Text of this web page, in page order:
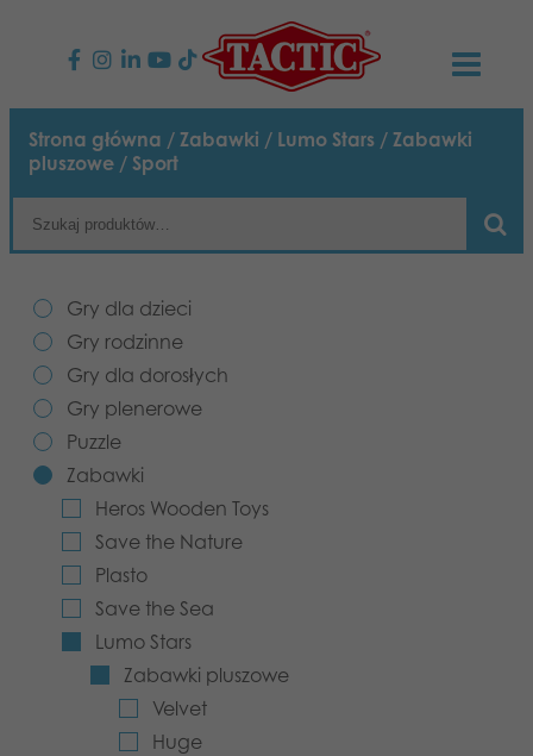
PRODUKTY
Gry rodzinne
Gry dla dorosłych
Gry plenerowe
Puzzle
Zabawki
Aplikacje
AKTUALNOŚCI
TACTIC
Zasady postępowania
Odpowiedzialność
Nasza historia
KONTAKT
Napisz do nas
Strony internetowe
Media
Strona główna / Zabawki / Lumo Stars / Zabawki
pluszowe / Sport
Gry dla dzieci
Gry rodzinne
Gry dla dorosłych
Gry plenerowe
Puzzle
Zabawki
Heros Wooden Toys
Save the Nature
Plasto
Save the Sea
Lumo Stars
Zabawki pluszowe
Velvet
Huge